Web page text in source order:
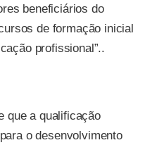
beneficiários do
de formação inicial
profissional”..
que a qualificação
o desenvolvimento